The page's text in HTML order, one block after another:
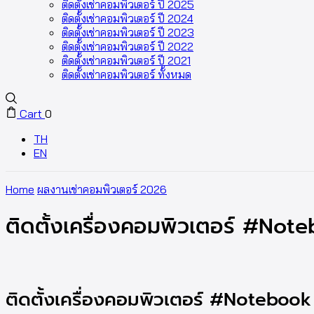
ติดตั้งเช่าคอมพิวเตอร์ ปี 2025
ติดตั้งเช่าคอมพิวเตอร์ ปี 2024
ติดตั้งเช่าคอมพิวเตอร์ ปี 2023
ติดตั้งเช่าคอมพิวเตอร์ ปี 2022
ติดตั้งเช่าคอมพิวเตอร์ ปี 2021
ติดตั้งเช่าคอมพิวเตอร์ ทั้งหมด
Cart 0
TH
EN
Home ผลงานเช่าคอมพิวเตอร์ 2026
ติดตั้งเครื่องคอมพิวเตอร์
ติดตั้งเครื่องคอมพิวเตอร์ #Notebook